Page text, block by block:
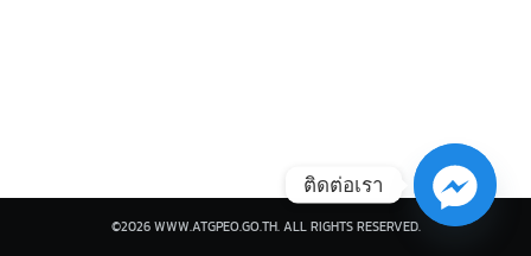
©2026 WWW.ATGPEO.GO.TH. ALL RIGHTS RESERVED.
ติดต่อเรา